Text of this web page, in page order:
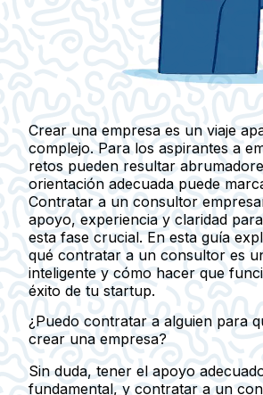
Crear una empresa es un viaje
complejo. Para los aspirantes a
retos pueden resultar
orientación adecuada puede
Contratar a un consultor
apoyo, experiencia y claridad
esta fase crucial. En esta guía
qué contratar a un consultor es
inteligente y cómo hacer que
éxito de tu startup.
¿Puedo contratar a alguien para
crear una empresa?
Sin duda, tener el apoyo
fundamental, y contratar a un